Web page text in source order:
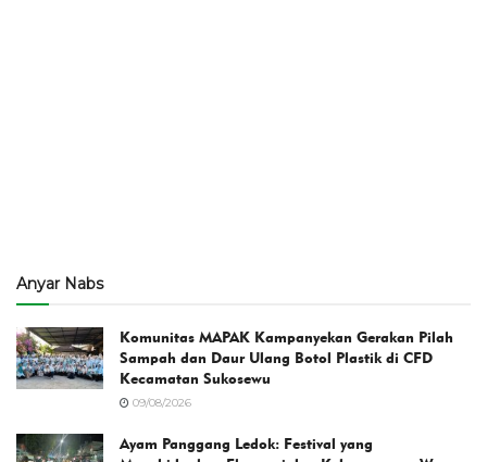
Anyar Nabs
Komunitas MAPAK Kampanyekan Gerakan Pilah
Sampah dan Daur Ulang Botol Plastik di CFD
Kecamatan Sukosewu
09/08/2026
Ayam Panggang Ledok: Festival yang